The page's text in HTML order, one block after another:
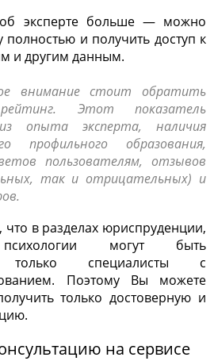
эксперте больше — можно
полностью и получить доступ к
и другим данным.
внимание стоит обратить
Этот показатель
опыта эксперта, наличия
профильного образования,
пользователям, отзывов
так и отрицательных) и
что в разделах юриспруденции,
могут быть
только специалисты с
Поэтому Вы можете
только достоверную и
на сервисе